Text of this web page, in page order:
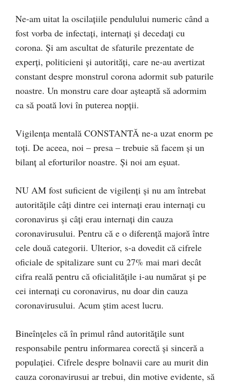
Ne-am uitat la oscilațiile pendulului numeric când a
fost vorba de infectați, internați și decedați cu
corona. Și am ascultat de sfaturile prezentate de
experți, politicieni și autorități, care ne-au avertizat
constant despre monstrul corona adormit sub paturile
noastre. Un monstru care doar așteaptă să adormim
ca să poată lovi în puterea nopții.
Vigilența mentală CONSTANTĂ ne-a uzat enorm pe
toți. De aceea, noi – presa – trebuie să facem și un
bilanț al eforturilor noastre. Și noi am eșuat.
NU AM fost suficient de vigilenți și nu am întrebat
autoritățile câți dintre cei internați erau internați cu
coronavirus și câți erau internați din cauza
coronavirusului. Pentru că e o diferență majoră între
cele două categorii. Ulterior, s-a dovedit că cifrele
oficiale de spitalizare sunt cu 27% mai mari decât
cifra reală pentru că oficialitățile i-au numărat și pe
cei internați cu coronavirus, nu doar din cauza
coronavirusului. Acum știm acest lucru.
Bineînțeles că în primul rând autoritățile sunt
responsabile pentru informarea corectă și sinceră a
populației. Cifrele despre bolnavii care au murit din
cauza coronavirusui ar trebui, din motive evidente, să